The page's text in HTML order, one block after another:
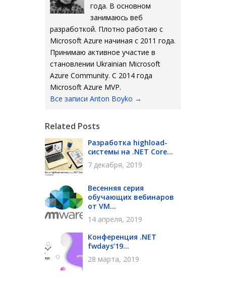
года. В основном
занимаюсь веб
разработкой. Плотно работаю с
Microsoft Azure начиная с 2011 года.
Принимаю активное участие в
становлении Ukrainian Microsoft
Azure Community. С 2014 года
Microsoft Azure MVP.
Все записи Anton Boyko →
Related Posts
Разработка highload-
системы на .NET Core...
7 декабря, 2019
Весенняя серия
обучающих вебинаров
от VM...
14 апреля, 2019
Конференция .NET
fwdays’19...
28 марта, 2019